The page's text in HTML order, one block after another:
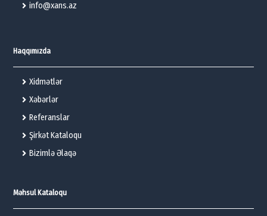
info@xans.az
Haqqımızda
Xidmətlər
Xəbərlər
Referanslar
Şirkət Kataloqu
Bizimlə Əlaqə
Məhsul Kataloqu